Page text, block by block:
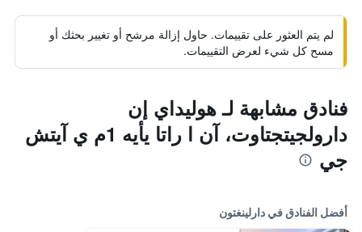
لم يتم العثور على تقييمات. حاول إزالة مرشح أو تغيير بحثك أو
مسح كل شيء لعرض التقييمات.
فنادق مشابهة لـ هوليداي إن
دارولجيتجتاوت، آن ا راتا يأيه 1م ي آيتش
جي
أفضل الفنادق في دارلينغتون